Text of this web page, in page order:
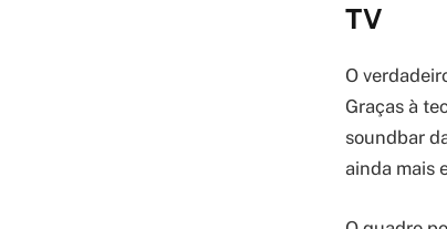
TV
O
Graças à
soundbar
ainda mais